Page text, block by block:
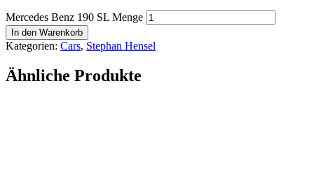
Mercedes Benz 190 SL Menge
In den Warenkorb
Kategorien: Cars, Stephan Hensel
Ähnliche Produkte